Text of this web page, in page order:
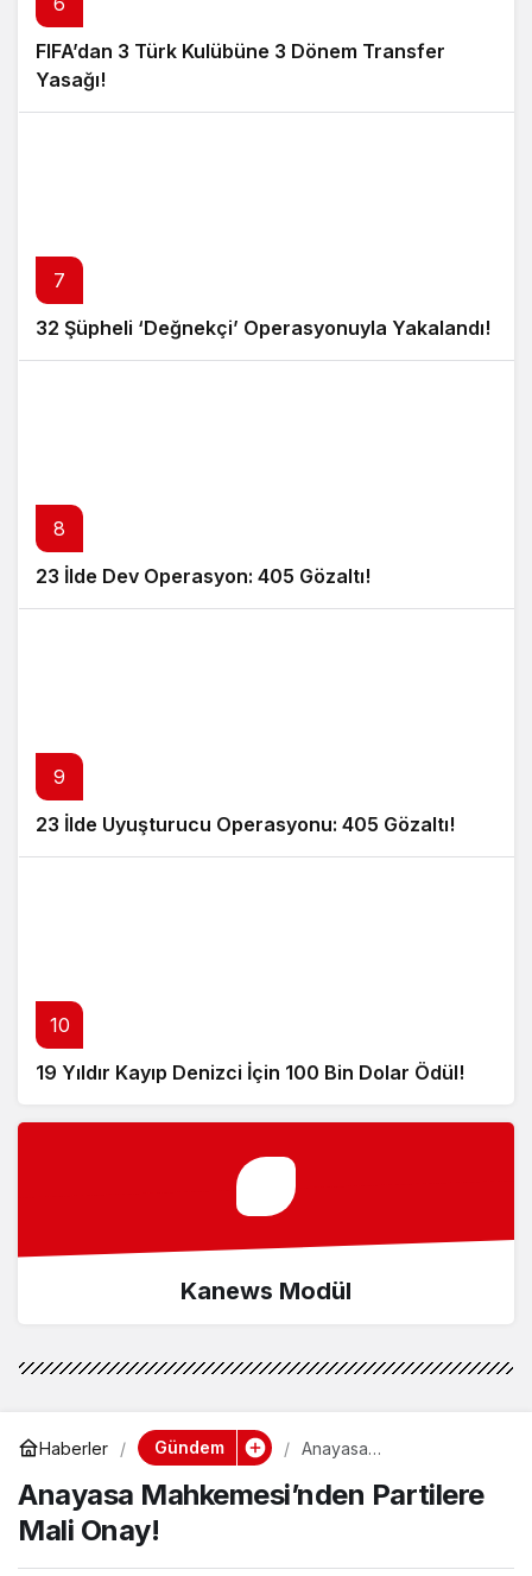
FIFA’dan 3 Türk Kulübüne 3 Dönem Transfer
Yasağı!
7
32 Şüpheli ‘Değnekçi’ Operasyonuyla Yakalandı!
8
23 İlde Dev Operasyon: 405 Gözaltı!
9
23 İlde Uyuşturucu Operasyonu: 405 Gözaltı!
10
19 Yıldır Kayıp Denizci İçin 100 Bin Dolar Ödül!
Kanews Modül
Haberler Gündem
Anayasa
Partilere Mali Onay!
Anayasa Mahkemesi’nden Partilere
Mali Onay!